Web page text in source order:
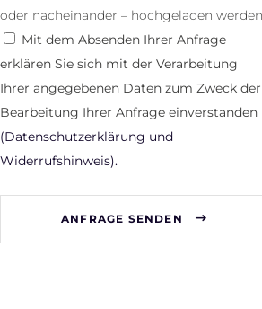
oder nacheinander – hochgeladen werden
Mit dem Absenden Ihrer Anfrage
erklären Sie sich mit der Verarbeitung
Ihrer angegebenen Daten zum Zweck der
Bearbeitung Ihrer Anfrage einverstanden
(Datenschutzerklärung und
Widerrufshinweis).
ANFRAGE SENDEN